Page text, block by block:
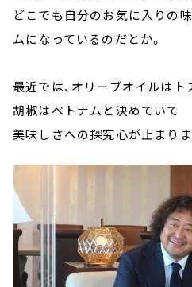
どこでも自分のお気に入りの
ムになっているのだとか。
最近では、オリーブオイルはト
胡椒はベトナムと決めていて
美味しさへの探究心が止まりま